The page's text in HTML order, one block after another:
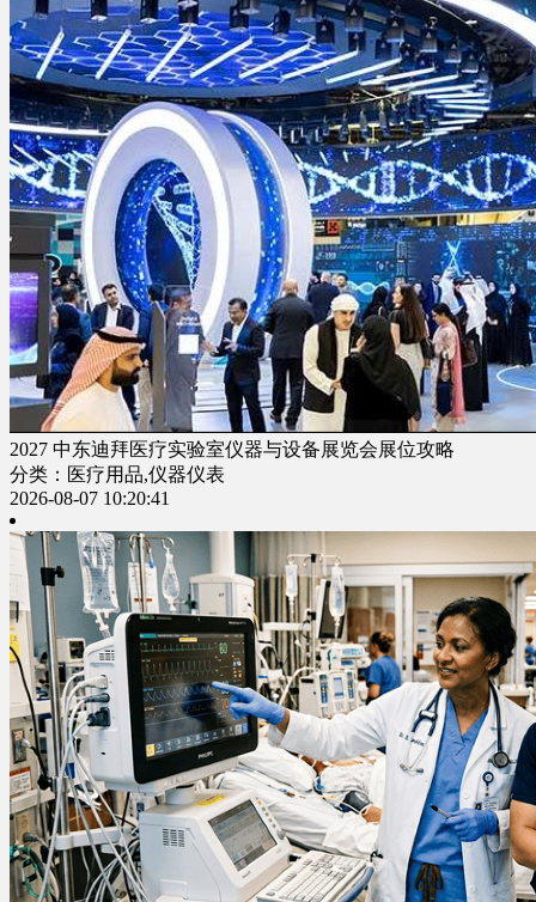
2027 中东迪拜医疗实验室仪器与设备展览会展位攻略
分类：医疗用品,仪器仪表
2026-08-07 10:20:41